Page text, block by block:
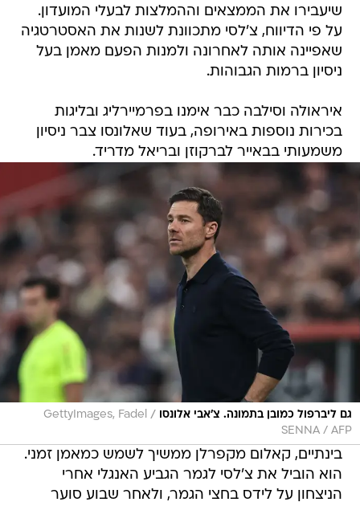
שיעבירו את הממצאים וההמלצות לבעלי המועדון.
על פי הדיווח, צ'לסי מתכוונת לשנות את האסטרטגיה
שאפיינה אותה לאחרונה ולמנות הפעם מאמן בעל
ניסיון ברמות הגבוהות.
איראולה וסילבה כבר אימנו בפרמיירליג ובליגות
בכירות נוספות באירופה, בעוד שאלונסו צבר ניסיון
משמעותי בבאייר לברקוזן ובריאל מדריד.
גם ליברפול כמובן בתמונה. צ'אבי אלונסו /
GettyImages, Fadel
SENNA / AFP
בינתיים, קאלום מקפרלן ממשיך לשמש כמאמן זמני.
הוא הוביל את צ'לסי לגמר הגביע האנגלי אחרי
הניצחון על לידס בחצי הגמר, ולאחר שבוע סוער